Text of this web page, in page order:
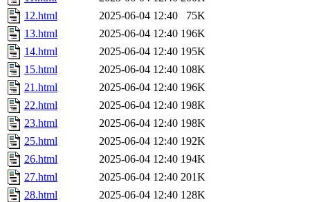
12.html
2025-06-04 12:40
75K
13.html
2025-06-04 12:40 196K
14.html
2025-06-04 12:40 195K
15.html
2025-06-04 12:40 108K
21.html
2025-06-04 12:40 196K
22.html
2025-06-04 12:40 198K
23.html
2025-06-04 12:40 198K
25.html
2025-06-04 12:40 192K
26.html
2025-06-04 12:40 194K
27.html
2025-06-04 12:40 201K
28.html
2025-06-04 12:40 128K